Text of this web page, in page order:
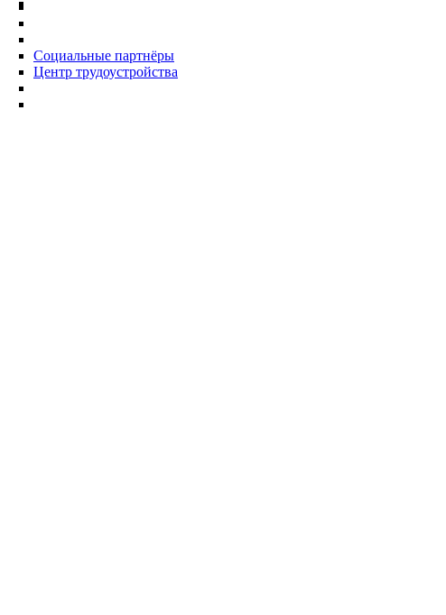
Социальные партнёры
Центр трудоустройства